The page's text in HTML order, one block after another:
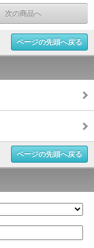
次の商品へ
ページの先頭へ戻る
ページの先頭へ戻る